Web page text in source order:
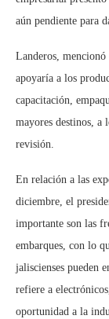
aún pendiente para
Landeros,
apoyaría a los
capacitación,
mayores destinos, a
revisión.
En relación a las
diciembre, el
importante son las
embarques, con lo
jaliscienses pueden
refiere a
oportunidad a la